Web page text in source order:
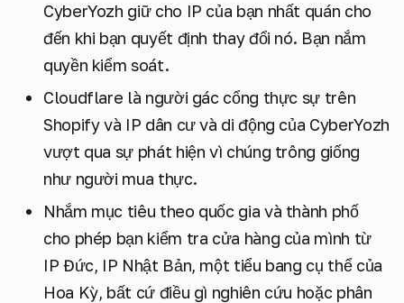
CyberYozh giữ cho IP của bạn nhất quán cho
đến khi bạn quyết định thay đổi nó. Bạn nắm
quyền kiểm soát.
Cloudflare là người gác cổng thực sự trên
Shopify và IP dân cư và di động của CyberYozh
vượt qua sự phát hiện vì chúng trông giống
như người mua thực.
Nhắm mục tiêu theo quốc gia và thành phố
cho phép bạn kiểm tra cửa hàng của mình từ
IP Đức, IP Nhật Bản, một tiểu bang cụ thể của
Hoa Kỳ, bất cứ điều gì nghiên cứu hoặc phân